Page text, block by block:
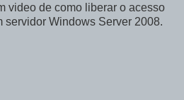
video de como liberar o acesso
servidor Windows Server 2008.